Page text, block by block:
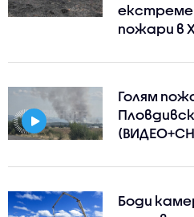
пожари в
Голям
Боди